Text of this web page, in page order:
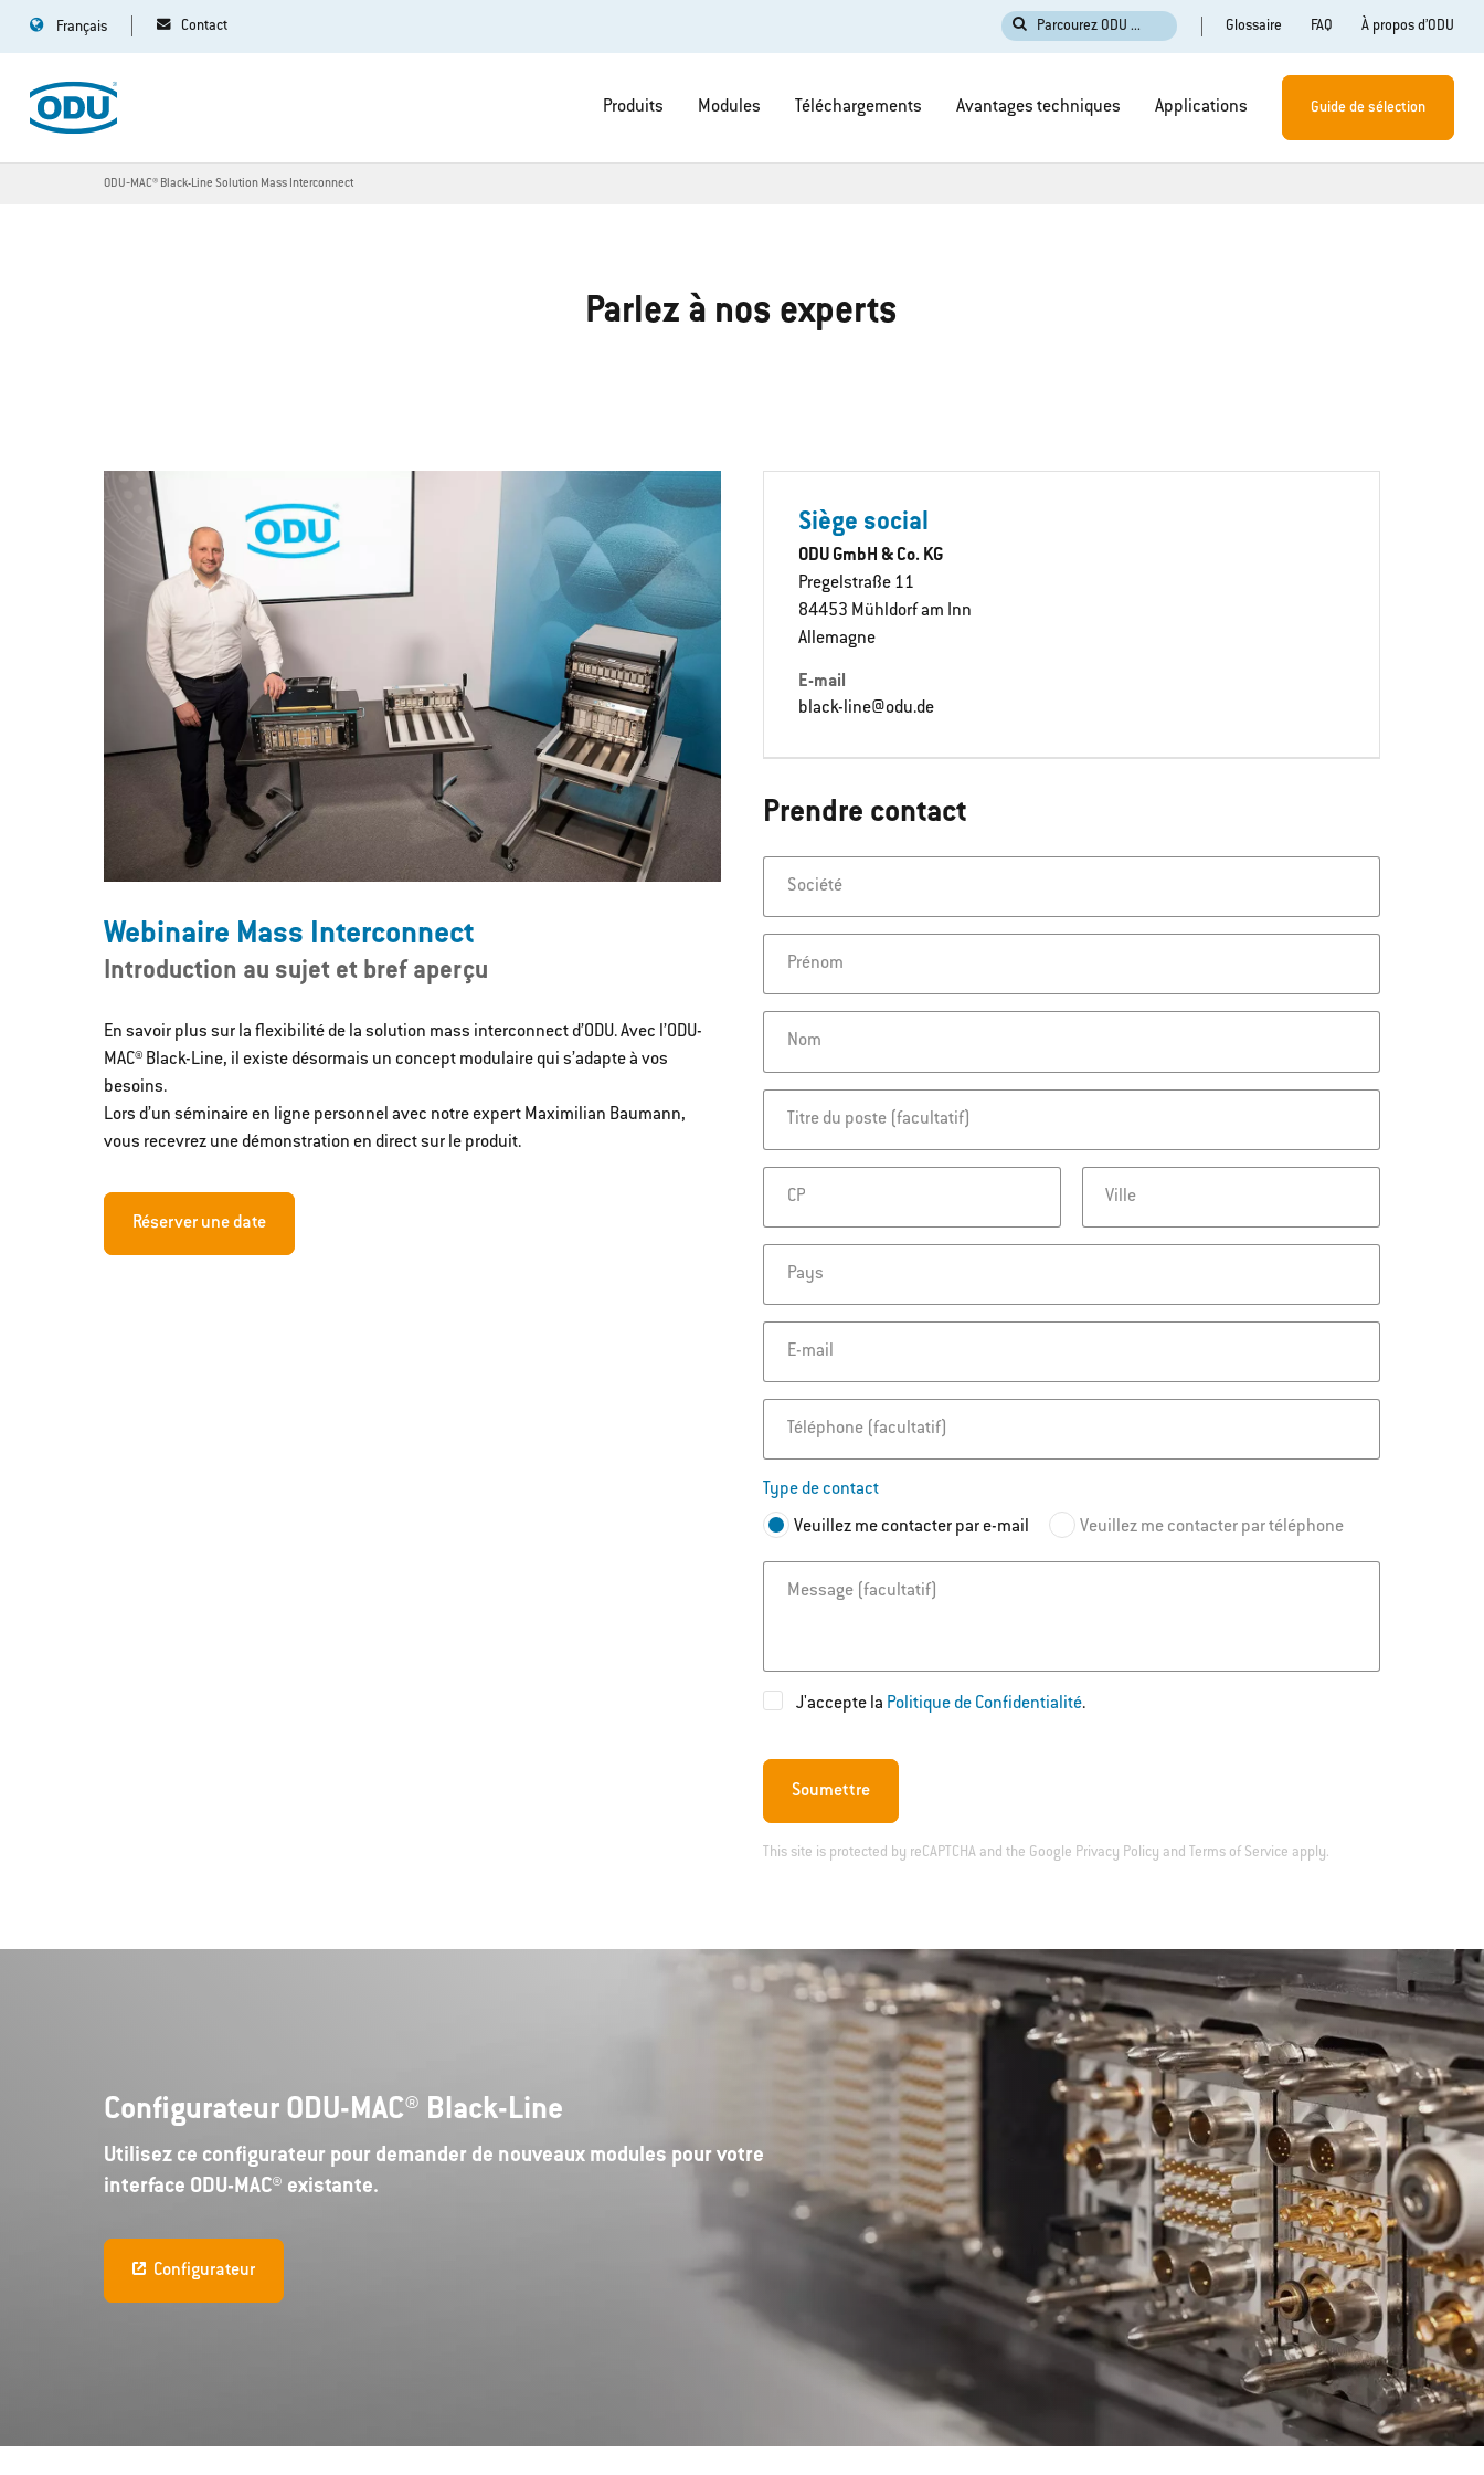
Français Contact Parcourez ODU ... Glossaire FAQ À propos d’ODU
Produits Modules Téléchargements Avantages techniques Applications Guide de sélection
ODU‐MAC® Black-Line Solution Mass Interconnect
Parlez à nos experts
Webinaire Mass Interconnect
Introduction au sujet et bref aperçu
En savoir plus sur la flexibilité de la solution mass interconnect d’ODU. Avec l’ODU-
MAC® Black-Line, il existe désormais un concept modulaire qui s’adapte à vos
besoins.
Lors d’un séminaire en ligne personnel avec notre expert Maximilian Baumann,
vous recevrez une démonstration en direct sur le produit.
Réserver une date
Siège social
ODU GmbH & Co. KG
Pregelstraße 11
84453 Mühldorf am Inn
Allemagne
E-mail
black-line@odu.de
Prendre contact
Société
Prénom
Nom
Titre du poste
CP Ville
Pays
E-mail
Téléphone
Type de contact
Veuillez me contacter par e-mail
Veuillez me contacter par téléphone
Message
J'accepte la Politique de Confidentialité.
Soumettre
This site is protected by reCAPTCHA and the Google Privacy Policy and Terms of Service apply.
Configurateur ODU-MAC® Black-Line
Utilisez ce configurateur pour demander de nouveaux modules pour votre
interface ODU-MAC® existante.
Configurateur